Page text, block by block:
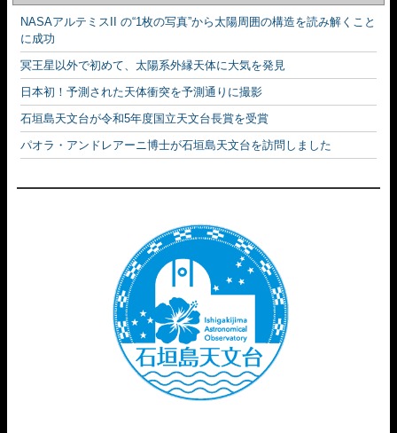
NASAアルテミスII の“1枚の写真”から太陽周囲の構造を読み解くこと
に成功
冥王星以外で初めて、太陽系外縁天体に大気を発見
日本初！予測された天体衝突を予測通りに撮影
石垣島天文台が令和5年度国立天文台長賞を受賞
パオラ・アンドレアーニ博士が石垣島天文台を訪問しました